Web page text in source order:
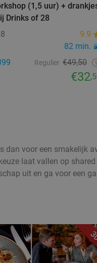
(1,5 uur) +
Drinks of 28
9.9
82 min.
Regulier €49,50
€32
dan voor een smakelijk
laat vallen op
uit en ga voor een